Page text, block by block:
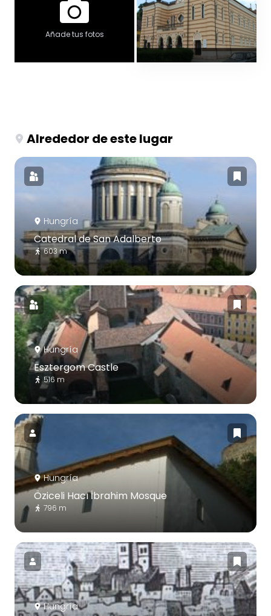
Añade tus fotos
Alrededor de este lugar
Hungría
Catedral de San Adalberto
603 m
Hungría
Esztergom Castle
516 m
Hungría
Öziceli Hacı İbrahim Mosque
796 m
Hungría